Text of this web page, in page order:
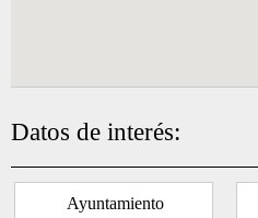
Datos de interés:
Ayuntamiento